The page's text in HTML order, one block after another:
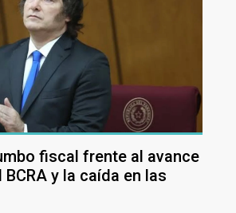
fiscal frente al avance
y la caída en las